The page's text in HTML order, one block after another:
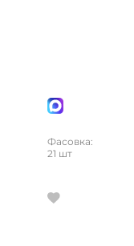
Фасовка:
21 шт